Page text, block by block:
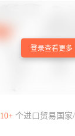
登录查看更多
10+个进口贸易国家